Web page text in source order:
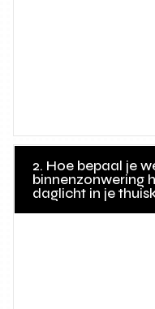
2. Hoe bepaal je
binnenzonwering
daglicht in je